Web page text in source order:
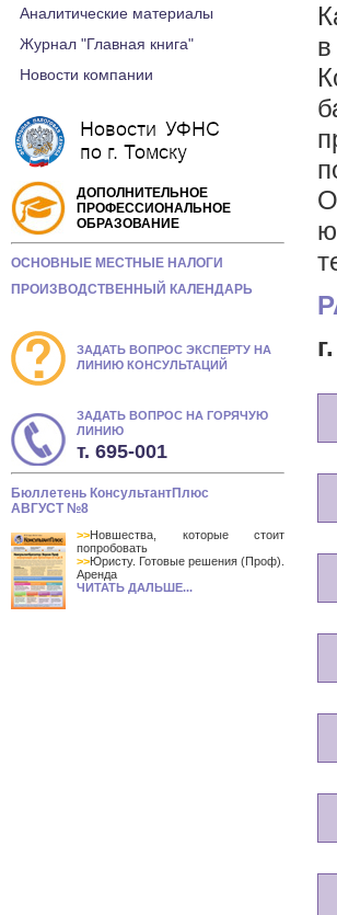
Аналитические материалы
Журнал "Главная книга"
Новости компании
ДОПОЛНИТЕЛЬНОЕ
ПРОФЕССИОНАЛЬНОЕ
ОБРАЗОВАНИЕ
ОСНОВНЫЕ МЕСТНЫЕ НАЛОГИ
ПРОИЗВОДСТВЕННЫЙ КАЛЕНДАРЬ
ЗАДАТЬ ВОПРОС ЭКСПЕРТУ НА
ЛИНИЮ КОНСУЛЬТАЦИЙ
ЗАДАТЬ ВОПРОС НА ГОРЯЧУЮ
ЛИНИЮ
т. 695-001
Бюллетень КонсультантПлюс
АВГУСТ №8
>>Новшества, которые стоит
попробовать
>>Юристу. Готовые решения (Проф).
Аренда
ЧИТАТЬ ДАЛЬШЕ...